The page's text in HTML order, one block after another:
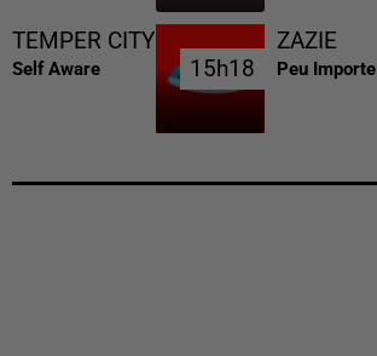
TEMPER CITY
Self Aware 15h18
15h18
ZAZIE
Peu Importe